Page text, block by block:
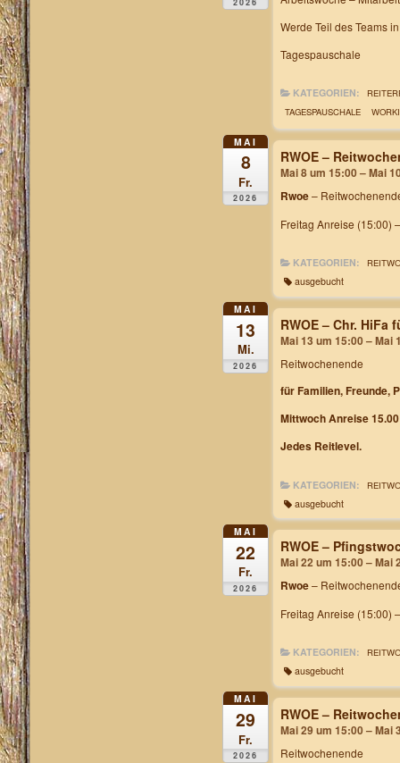
Werde Teil des Teams
Tagespauschale
KATEGORIEN:
TAGESPAUSCHALE
MAI
8
Fr.
2026
RWOE –
Mai 8 um 15:00 – Mai
Rwoe–
Freitag Anreise (15:00)
KATEGORIEN:
ausgebucht
MAI
13
Mi.
2026
RWOE – Chr. HiFa
Mai 13 um 15:00 – Mai
Reitwochenende
für Familien, Freunde,
Mittwoch Anreise
Jedes Reitlevel.
KATEGORIEN:
ausgebucht
MAI
22
Fr.
2026
RWOE –
Mai 22 um 15:00 – Mai
Rwoe–
Freitag Anreise (15:00)
KATEGORIEN:
ausgebucht
MAI
29
Fr.
2026
RWOE –
Mai 29 um 15:00 – Mai
Reitwochenende